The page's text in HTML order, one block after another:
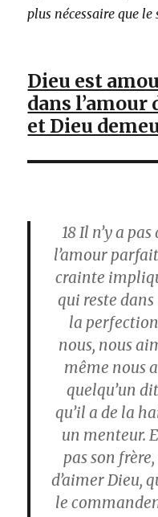
plus nécessaire que
Dieu est
dans l’amour
et Dieu
18Il n’y a
l’amour
crainte
qui reste
la perfection
nous, nous
même nous
quelqu’un
qu’il a de la
un menteur.
pas son
d’aimer Dieu,
le